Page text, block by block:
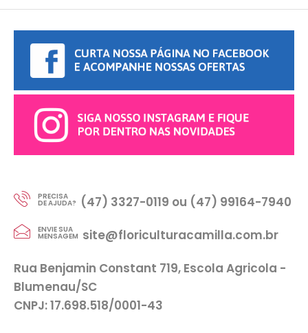
PRECISA
DE AJUDA? (47) 3327-0119 ou (47) 99164-7940
ENVIE SUA
MENSAGEM site@floriculturacamilla.com.br
Rua Benjamin Constant 719, Escola Agricola -
Blumenau/SC
CNPJ: 17.698.518/0001-43